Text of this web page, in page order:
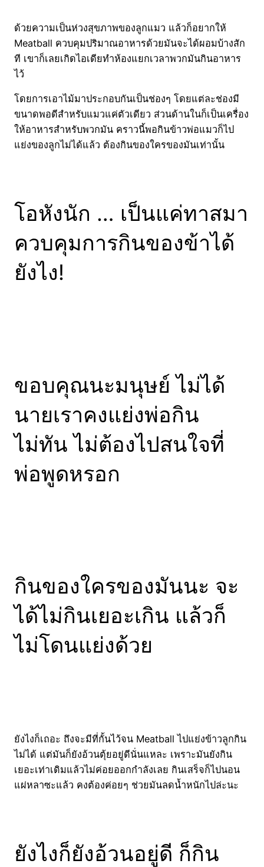
ด้วยความเป็นห่วงสุขภาพของลูกแมว แล้วก็อยากให้
Meatball ควบคุมปริมาณอาหารด้วยมันจะได้ผอมบ้างสัก
ที เขาก็เลยเกิดไอเดียทำห้องแยกเวลาพวกมันกินอาหาร
ไว้
โดยการเอาไม้มาประกอบกันเป็นช่องๆ โดยแต่ละช่องมี
ขนาดพอดีสำหรับแมวแค่ตัวเดียว ส่วนด้านในก็เป็นเครื่อง
ให้อาหารสำหรับพวกมัน คราวนี้พอกินข้าวพ่อแมวก็ไป
แย่งของลูกไม่ได้แล้ว ต้องกินของใครของมันเท่านั้น
โอหังนัก … เป็นแค่ทาสมา
ควบคุมการกินของข้าได้
ยังไง!
ขอบคุณนะมนุษย์ ไม่ได้
นายเราคงแย่งพ่อกิน
ไม่ทัน ไม่ต้องไปสนใจที่
พ่อพูดหรอก
กินของใครของมันนะ จะ
ได้ไม่กินเยอะเกิน แล้วก็
ไม่โดนแย่งด้วย
ยังไงก็เถอะ ถึงจะมีที่กั้นไว้จน Meatball ไปแย่งข้าวลูกกิน
ไม่ได้ แต่มันก็ยังอ้วนตุ้ยอยู่ดีนั่นแหละ เพราะมันยังกิน
เยอะเท่าเดิมแล้วไม่ค่อยออกกำลังเลย กินเสร็จก็ไปนอน
แผ่หลาซะแล้ว คงต้องค่อยๆ ช่วยมันลดน้ำหนักไปล่ะนะ
ยังไงก็ยังอ้วนอยู่ดี ก็กิน